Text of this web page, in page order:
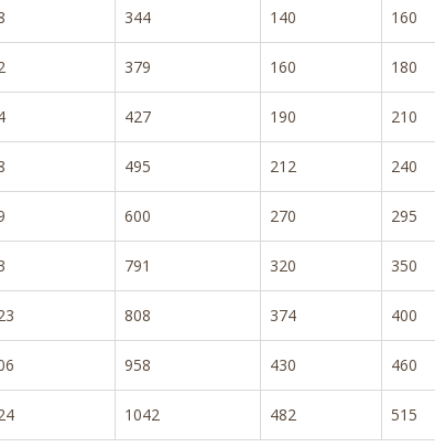
344 140 160
379 160 180
427 190 210
495 212 240
600 270 295
791 320 350
808 374 400
958 430 460
1042 482 515